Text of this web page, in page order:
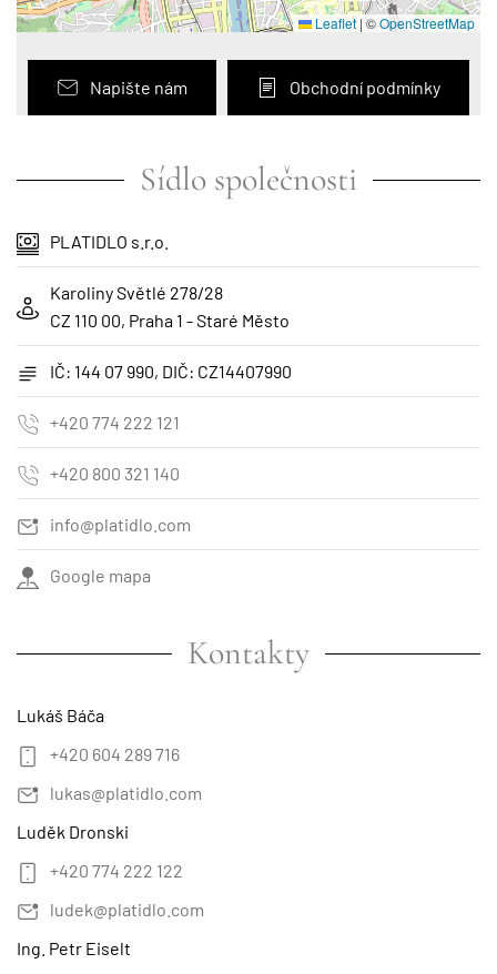
Leaflet |©OpenStreetMap
Napište nám Obchodní podmínky
Sídlo společnosti
PLATIDLO s.r.o.
Karoliny Světlé 278/28
CZ 110 00, Praha 1 - Staré Město
IČ: 144 07 990, DIČ: CZ14407990
+420 774 222 121
+420 800 321 140
info@platidlo.com
Google mapa
Kontakty
Lukáš Báča
+420 604 289 716
lukas@platidlo.com
Luděk Dronski
+420 774 222 122
ludek@platidlo.com
Ing. Petr Eiselt